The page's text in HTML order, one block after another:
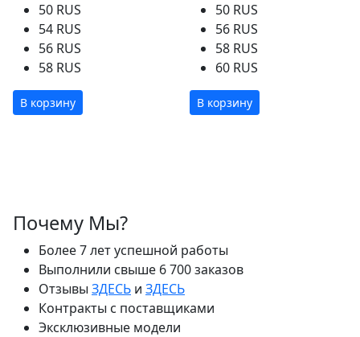
50 RUS
54 RUS
56 RUS
58 RUS
В корзину
50 RUS
56 RUS
58 RUS
60 RUS
В корзину
Почему Мы?
Более 7 лет успешной работы
Выполнили свыше 6 700 заказов
Отзывы ЗДЕСЬ и ЗДЕСЬ
Контракты с поставщиками
Эксклюзивные модели